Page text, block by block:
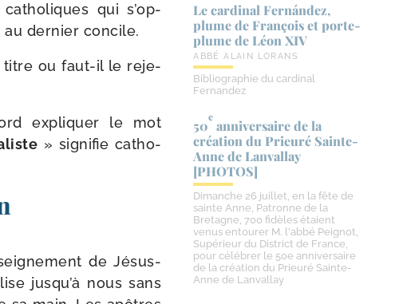
qui s’op­
au der­nier concile.
titre ou faut-​il le reje­
expli­quer le mot
» signi­fie catho­
de Jésus-​
jusqu’à nous sans
Le cardinal Fernández,
plume de François et porte-​
plume de Léon XIV
ABBÉ ALAIN LORANS
Bibliographie du cardinal
Fernandez
50
e
anniversaire de la
création du Prieuré Sainte-​
Anne de Lanvallay
[PHOTOS]
Dimanche 26 juillet, en la fête de
sainte Anne, Patronne de la
Bretagne, 700 fidèles étaient
venus entourer M. l'abbé Peignot,
Supérieur du District de France,
pour célébrer le 50e anniversaire
de la création du Prieuré Sainte-
Anne de Lanvallay